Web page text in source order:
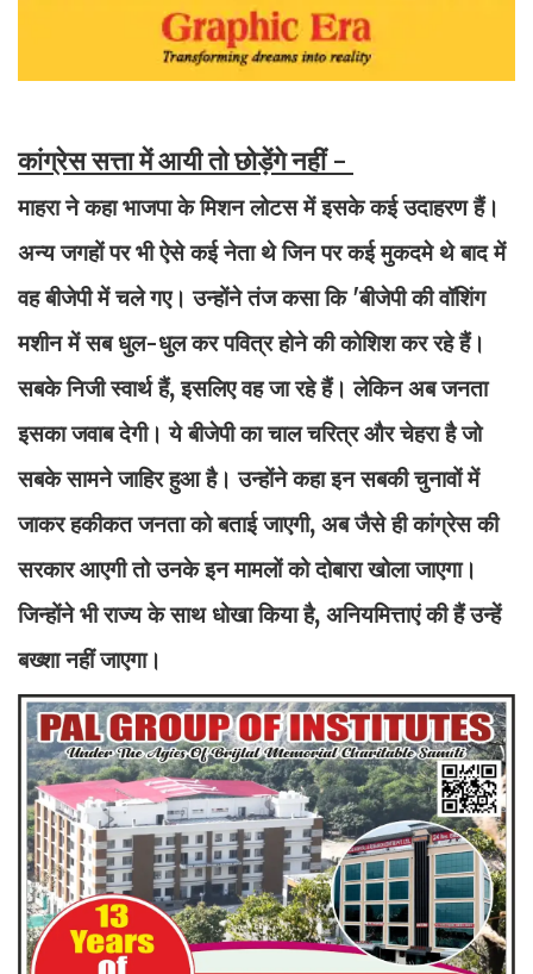
कांग्रेस सत्ता में आयी तो छोड़ेंगे नहीं -
माहरा ने कहा भाजपा के मिशन लोटस में इसके कई उदाहरण हैं।
अन्य जगहों पर भी ऐसे कई नेता थे जिन पर कई मुकदमे थे बाद में
वह बीजेपी में चले गए। उन्होंने तंज कसा कि 'बीजेपी की वॉशिंग
मशीन में सब धुल-धुल कर पवित्र होने की कोशिश कर रहे हैं।
सबके निजी स्वार्थ हैं, इसलिए वह जा रहे हैं। लेकिन अब जनता
इसका जवाब देगी। ये बीजेपी का चाल चरित्र और चेहरा है जो
सबके सामने जाहिर हुआ है। उन्होंने कहा इन सबकी चुनावों में
जाकर हकीकत जनता को बताई जाएगी, अब जैसे ही कांग्रेस की
सरकार आएगी तो उनके इन मामलों को दोबारा खोला जाएगा।
जिन्होंने भी राज्य के साथ धोखा किया है, अनियमित्ताएं की हैं उन्हें
बख्शा नहीं जाएगा।